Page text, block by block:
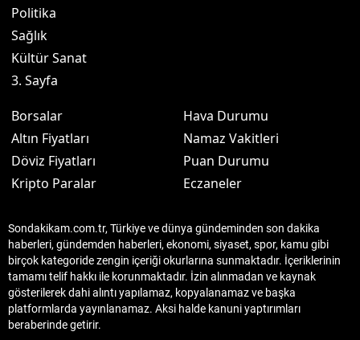
Politika
Sağlık
Kültür Sanat
3. Sayfa
Borsalar
Altın Fiyatları
Döviz Fiyatları
Kripto Paralar
Hava Durumu
Namaz Vakitleri
Puan Durumu
Eczaneler
Sondakikam.com.tr, Türkiye ve dünya gündeminden son dakika
haberleri, gündemden haberleri, ekonomi, siyaset, spor, kamu gibi
birçok kategoride zengin içeriği okurlarına sunmaktadır. İçeriklerinin
tamamı telif hakkı ile korunmaktadır. İzin alınmadan ve kaynak
gösterilerek dahi alıntı yapılamaz, kopyalanamaz ve başka
platformlarda yayınlanamaz. Aksi halde kanuni yaptırımları
beraberinde getirir.